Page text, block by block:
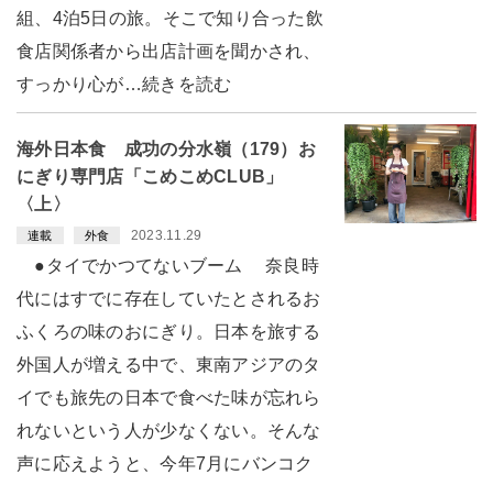
組、4泊5日の旅。そこで知り合った飲
食店関係者から出店計画を聞かされ、
すっかり心が…続きを読む
海外日本食 成功の分水嶺（179）お
にぎり専門店「こめこめCLUB」
〈上〉
連載 外食 2023.11.29
●タイでかつてないブーム 奈良時
代にはすでに存在していたとされるお
ふくろの味のおにぎり。日本を旅する
外国人が増える中で、東南アジアのタ
イでも旅先の日本で食べた味が忘れら
れないという人が少なくない。そんな
声に応えようと、今年7月にバンコク